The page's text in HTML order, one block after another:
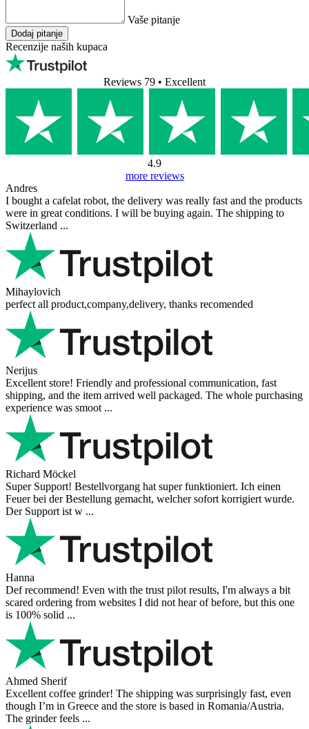
Vaše pitanje
Dodaj pitanje
Recenzije naših kupaca
Reviews 79 • Excellent
4.9
more reviews
Andres
I bought a cafelat robot, the delivery was really fast and the products
were in great conditions. I will be buying again. The shipping to
Switzerland ...
Mihaylovich
perfect all product,company,delivery, thanks recomended
Nerijus
Excellent store! Friendly and professional communication, fast
shipping, and the item arrived well packaged. The whole purchasing
experience was smoot ...
Richard Möckel
Super Support! Bestellvorgang hat super funktioniert. Ich einen
Feuer bei der Bestellung gemacht, welcher sofort korrigiert wurde.
Der Support ist w ...
Hanna
Def recommend! Even with the trust pilot results, I'm always a bit
scared ordering from websites I did not hear of before, but this one
is 100% solid ...
Ahmed Sherif
Excellent coffee grinder! The shipping was surprisingly fast, even
though I’m in Greece and the store is based in Romania/Austria.
The grinder feels ...